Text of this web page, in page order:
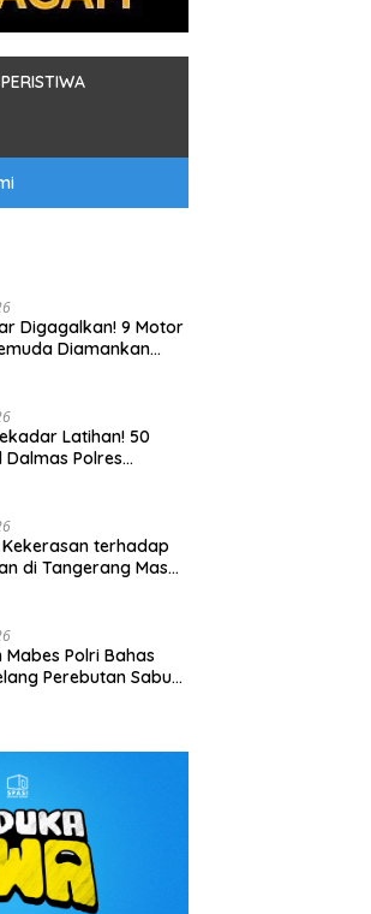
PERISTIWA
Tak Bisa Ditembus Kendaraan,
Digagalkan! 9 Motor
Diamankan
Latihan! 50
Dalmas Polres
terhadap
di Tangerang Masuk
Mabes Polri Bahas
Perebutan Sabuk